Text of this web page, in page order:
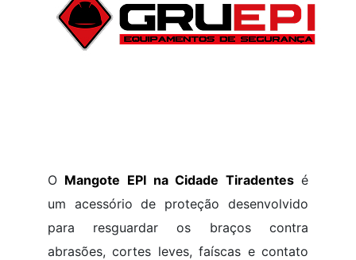
O Mangote EPI na Cidade Tiradentesé
um acessório de proteção desenvolvido
para resguardar os braços contra
abrasões, cortes leves, faíscas e contato